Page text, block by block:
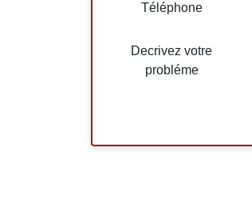
Téléphone
Decrivez votre
probléme